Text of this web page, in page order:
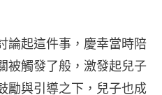
論起這件事，慶幸當時陪
被觸發了般，激發起兒子
勵與引導之下，兒子也成